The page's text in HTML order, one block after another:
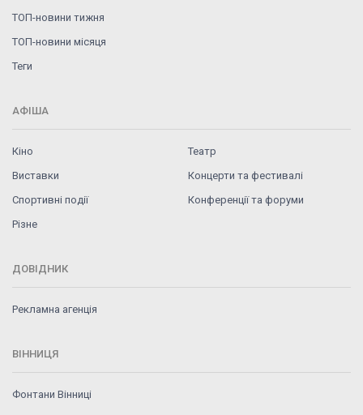
ТОП-новини тижня
ТОП-новини місяця
Теги
АФІША
Кіно
Театр
Виставки
Концерти та фестивалі
Спортивні події
Конференції та форуми
Різне
ДОВІДНИК
Рекламна агенція
ВІННИЦЯ
Фонтани Вінниці